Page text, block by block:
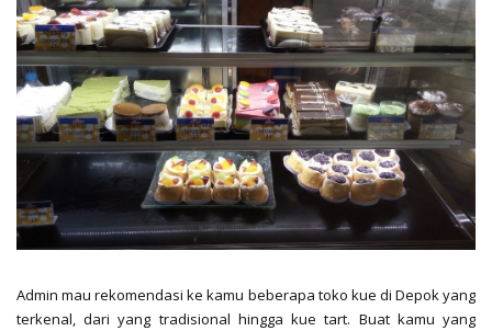
Admin mau rekomendasi ke kamu beberapa toko kue di Depok yang
terkenal, dari yang tradisional hingga kue tart. Buat kamu yang